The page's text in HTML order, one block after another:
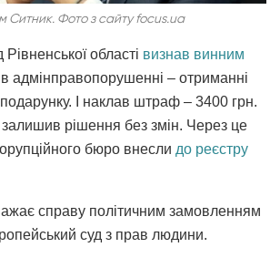
Ситник. Фото з сайту focus.ua
області визнав винним
адмінправопорушенні – отриманні
І наклав штраф – 3400 грн.
рішення без змін. Через це
бюро внесли до реєстру
справу політичним замовленням
суд з прав людини.